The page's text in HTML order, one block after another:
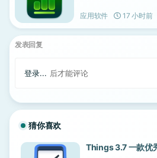
应用软件 17 小时前
发表回复
登录... 后才能评论
猜你喜欢
Things 3.7 一款优